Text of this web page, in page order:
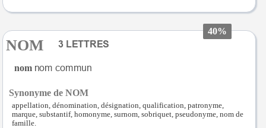
40%
NOM
nom
Synonyme de NOM
appellation, dénomination, désignation, qualification, patronyme,
marque, substantif, homonyme, surnom, sobriquet, pseudonyme, nom de
famille.